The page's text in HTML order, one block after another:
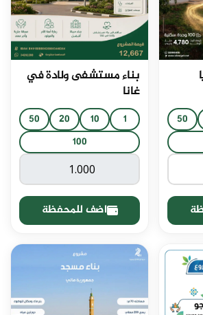
50
بناء مستشفى ولادة في
غانا
1
10
20
50
100
اضف للمحفظة